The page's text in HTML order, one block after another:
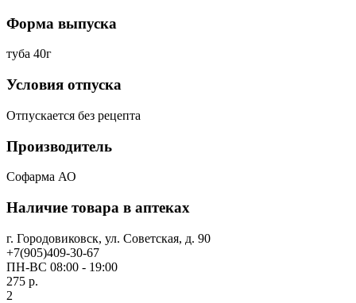
Форма выпуска
туба 40г
Условия отпуска
Отпускается без рецепта
Производитель
Софарма АО
Наличие товара в аптеках
г. Городовиковск, ул. Советская, д. 90
+7(905)409-30-67
ПН-ВС 08:00 - 19:00
275 р.
2